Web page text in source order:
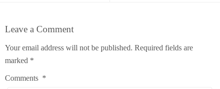
Leave a Comment
Your email address will not be published. Required fields are
marked *
Comments *